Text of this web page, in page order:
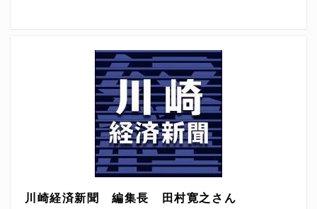
川崎経済新聞 編集長 田村寛之さん